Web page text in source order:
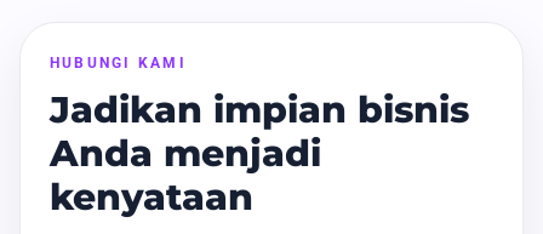
HUBUNGI KAMI
Jadikan impian bisnis
Anda menjadi
kenyataan